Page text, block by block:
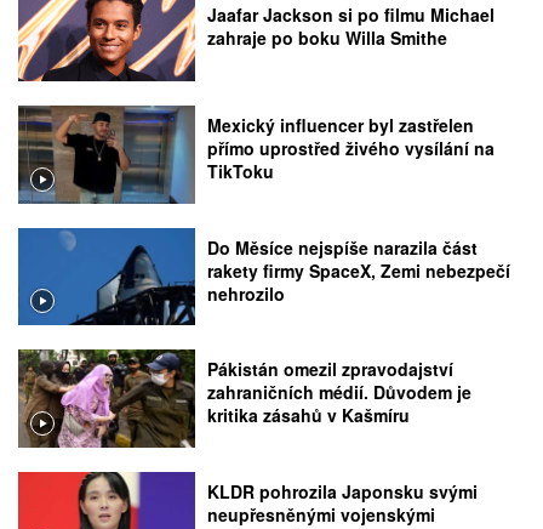
Jaafar Jackson si po filmu Michael
zahraje po boku Willa Smithe
Mexický influencer byl zastřelen
přímo uprostřed živého vysílání na
TikToku
Do Měsíce nejspíše narazila část
rakety firmy SpaceX, Zemi nebezpečí
nehrozilo
Pákistán omezil zpravodajství
zahraničních médií. Důvodem je
kritika zásahů v Kašmíru
KLDR pohrozila Japonsku svými
neupřesněnými vojenskými